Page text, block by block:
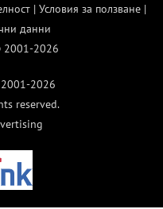
| Условия за ползване|
данни
2001-2026
2026
reserved.